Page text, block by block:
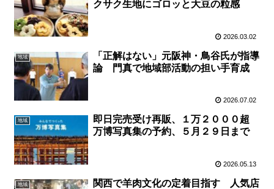
クサク生地にゴロッと大豆の粒感
2026.03.02
地域
「正解はない」元阪神・鳥谷氏が指導
論 門真で地域部活動の担い手育成
2026.07.02
地域
即日完売受け再販、１万２０００超
万博写真集の予約、５月２９日まで
2026.05.13
地域
関西で羊肉文化の定着目指す 人気店